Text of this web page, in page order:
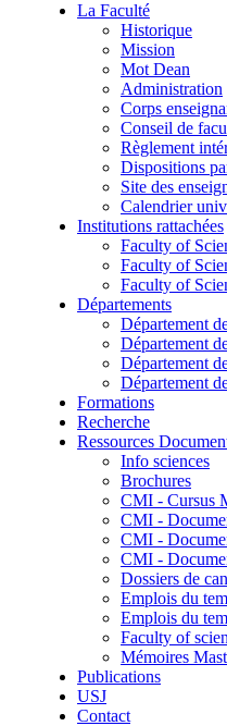
La Faculté
Historique
Mission
Mot Dean
Administration
Corps
Conseil de
Règlement
Dispositions
Site des
Calendrier
Institutions rattachées
Faculty of
Faculty of
Faculty of
Départements
Département
Département
Département
Département
Formations
Recherche
Ressources
Info sciences
Brochures
CMI - Cursus
CMI -
CMI -
CMI -
Dossiers de
Emplois du
Emplois du
Faculty of
Mémoires
Publications
USJ
Contact